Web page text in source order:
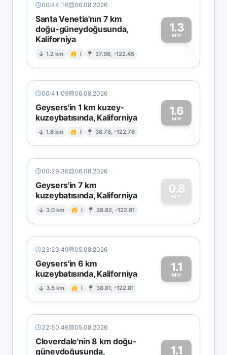
00:44:16 06.08.2026
Santa Venetia'nın 7 km
doğu-güneydoğusunda,
Kaliforniya
1.2 km I 37.98, -122.45
1.3
MW
1
00:41:09 06.08.2026
Geysers'in 1 km kuzey-
kuzeybatısında, Kaliforniya
1.8 km I 38.78, -122.76
1.6
MW1
00:29:36 06.08.2026
Geysers'in 7 km
kuzeybatısında, Kaliforniya
3.0 km I 38.82, -122.81
0.8
MW
0
23:23:49 05.08.2026
Geysers'in 6 km
kuzeybatısında, Kaliforniya
3.5 km I 38.81, -122.81
1.1
MW1
22:50:46 05.08.2026
Cloverdale'nin 8 km doğu-
güneydoğusunda,
1.1